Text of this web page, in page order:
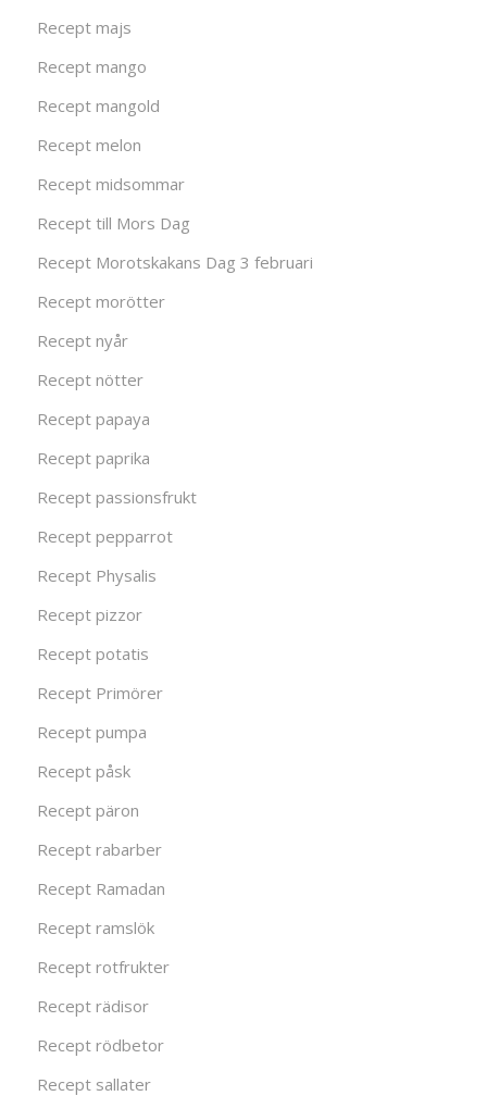
Recept majs
Recept mango
Recept mangold
Recept melon
Recept midsommar
Recept till Mors Dag
Recept Morotskakans Dag 3 februari
Recept morötter
Recept nyår
Recept nötter
Recept papaya
Recept paprika
Recept passionsfrukt
Recept pepparrot
Recept Physalis
Recept pizzor
Recept potatis
Recept Primörer
Recept pumpa
Recept påsk
Recept päron
Recept rabarber
Recept Ramadan
Recept ramslök
Recept rotfrukter
Recept rädisor
Recept rödbetor
Recept sallater